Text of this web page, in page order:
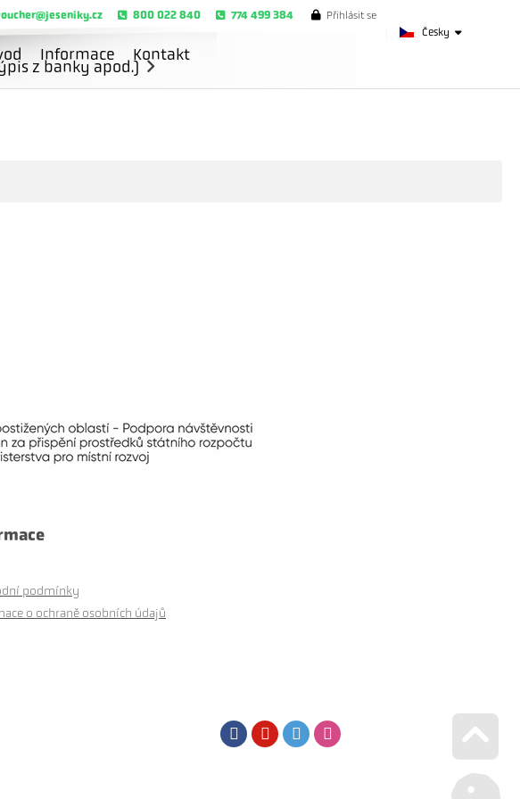
Česky
800 022 840 774 499 384 Přihlásit se
Informace Kontakt
z banky apod.)
podmínky
o ochraně osobních údajů
FacebookYoutubeTwitter
Go